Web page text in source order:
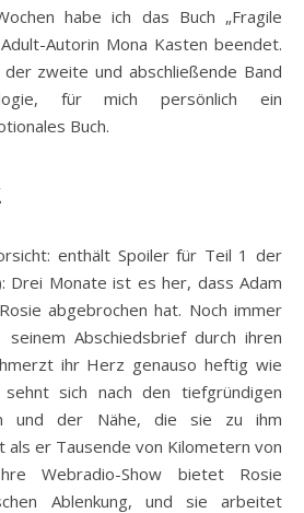
habe ich das Buch „Fragile
Autorin Mona Kasten beendet.
zweite und abschließende Band
für mich persönlich ein
Buch.
enthält Spoiler für Teil 1 der
Drei Monate ist es her, dass Adam
abgebrochen hat. Noch immer
Abschiedsbrief durch ihren
ihr Herz genauso heftig wie
sich nach den tiefgründigen
und der Nähe, die sie zu ihm
als er Tausende von Kilometern von
Webradio-Show bietet Rosie
Ablenkung, und sie arbeitet